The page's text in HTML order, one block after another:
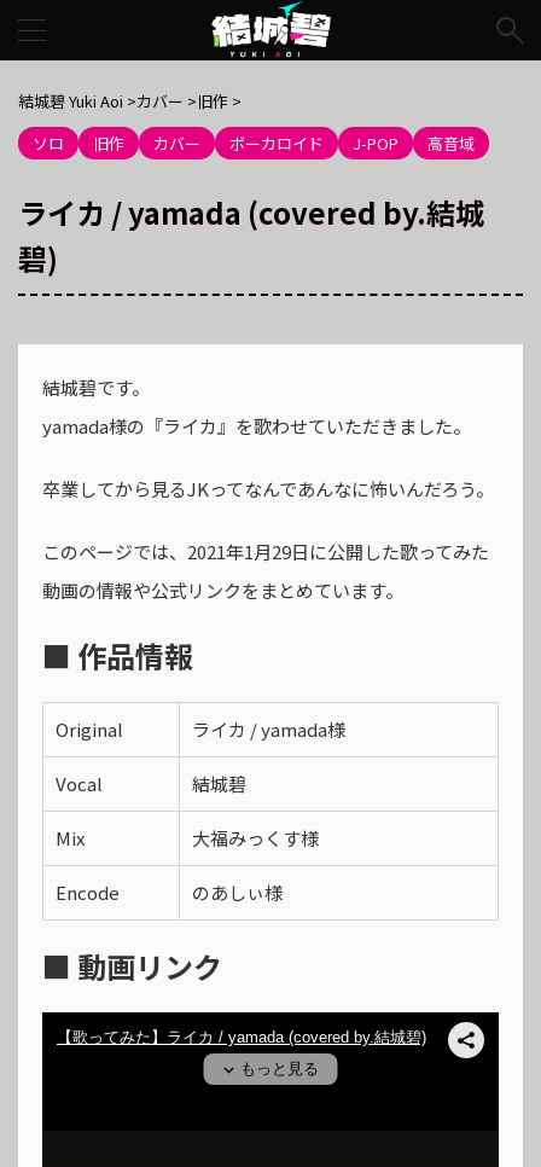
結城碧 Yuki Aoi >カバー >旧作 >
ソロ
旧作 カバー ボーカロイド J-POP 高音域
ライカ / yamada (covered by.結城
碧)
結城碧です。
yamada様の『ライカ』を歌わせていただきました。
卒業してから見るJKってなんであんなに怖いんだろう。
このページでは、2021年1月29日に公開した歌ってみた
動画の情報や公式リンクをまとめています。
■ 作品情報
Original ライカ / yamada様
Vocal 結城碧
Mix 大福みっくす様
Encode のあしぃ様
■ 動画リンク